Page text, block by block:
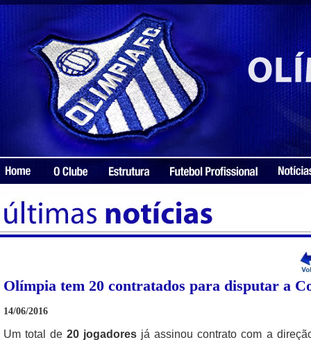
Olímpia tem 20 contratados para disputar a
14/06/2016
Um total de 20 jogadores já assinou contrato com a